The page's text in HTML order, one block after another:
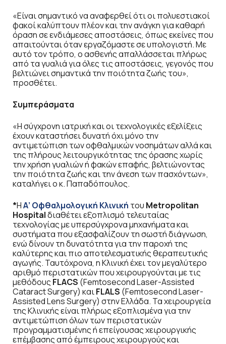
«Είναι σημαντικό να αναφερθεί ότι οι πολυεστιακοί
φακοί καλύπτουν πλέον και την ανάγκη για καθαρή
όραση σε ενδιάμεσες αποστάσεις, όπως εκείνες που
απαιτούνται όταν εργαζόμαστε σε υπολογιστή. Με
αυτό τον τρόπο, ο ασθενής απαλλάσσεται πλήρως
από τα γυαλιά για όλες τις αποστάσεις, γεγονός που
βελτιώνει σημαντικά την ποιότητα ζωής του»,
προσθέτει.
Συμπεράσματα
«Η σύγχρονη ιατρική και οι τεχνολογικές εξελίξεις
έχουν καταστήσει δυνατή όχι μόνο την
αντιμετώπιση των οφθαλμικών νοσημάτων αλλά και
της πλήρους λειτουργικότητας της όρασης χωρίς
την χρήση γυαλιών ή φακών επαφής, βελτιώνοντας
την ποιότητα ζωής και την άνεση των πασχόντων»,
καταλήγει ο κ. Παπαδόπουλος.
*ΗΑ’ Οφθαλμολογική Κλινική του Metropolitan
Hospitalδιαθέτει εξοπλισμό τελευταίας
τεχνολογίας με υπερσύγχρονα μηχανήματα και
συστήματα που εξασφαλίζουν τη σωστή διάγνωση,
ενώ δίνουν τη δυνατότητα για την παροχή της
καλύτερης και πιο αποτελεσματικής θεραπευτικής
αγωγής. Ταυτόχρονα, η Κλινική έχει τον μεγαλύτερο
αριθμό περιστατικών που χειρουργούνται με τις
μεθόδους FLACS (Femtosecond Laser-Assisted
Cataract Surgery) καιFLALS (Femtosecond Laser-
Assisted Lens Surgery) στην Ελλάδα. Τα χειρουργεία
της Κλινικής είναι πλήρως εξοπλισμένα για την
αντιμετώπιση όλων των περιστατικών
προγραμματισμένης ή επείγουσας χειρουργικής
επέμβασης από έμπειρους χειρουργούς και